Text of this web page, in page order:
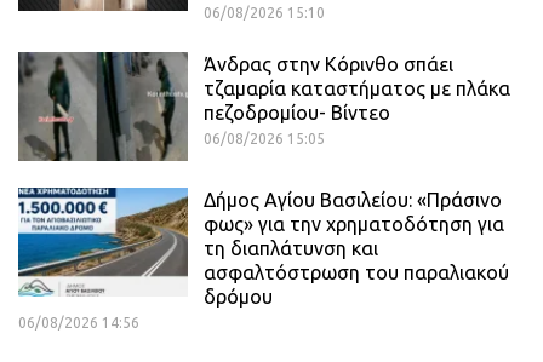
06/08/2026 15:10
Άνδρας στην Κόρινθο σπάει
τζαμαρία καταστήματος με πλάκα
πεζοδρομίου- Βίντεο
06/08/2026 15:05
Δήμος Αγίου Βασιλείου: «Πράσινο
φως» για την χρηματοδότηση για
τη διαπλάτυνση και
ασφαλτόστρωση του παραλιακού
δρόμου
06/08/2026 14:56